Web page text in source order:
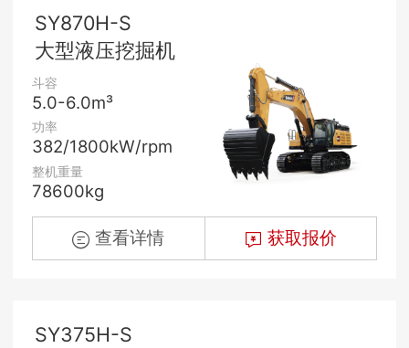
SY870H-S
大型液压挖掘机
斗容
5.0-6.0m³
功率
382/1800kW/rpm
整机重量
78600kg
查看详情 获取报价
SY375H-S